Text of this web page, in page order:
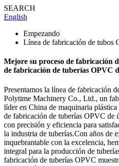
SEARCH
English
Empezando
Línea de fabricación de tubos
Mejore su proceso de fabricación
de fabricación de tuberías OPVC
Presentamos la línea de fabricación
Polytime Machinery Co., Ltd., un
líder en China de maquinaria
de fabricación de tuberías OPVC de
con precisión y eficiencia para
la industria de tuberías.Con años de
inquebrantable con la excelencia,
integral para la producción de
fabricación de tuberías OPVC